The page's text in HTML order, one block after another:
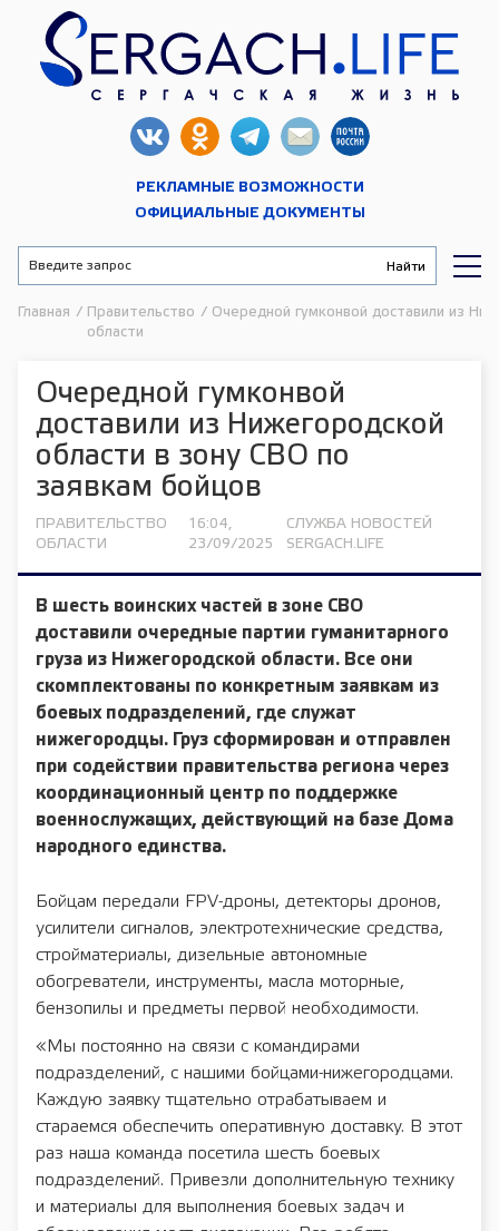
РЕКЛАМНЫЕ ВОЗМОЖНОСТИ
ОФИЦИАЛЬНЫЕ ДОКУМЕНТЫ
Главная /
Правительство
области
/ Очередной гумконвой доставили из
Очередной гумконвой
доставили из Нижегородской
области в зону СВО по
заявкам бойцов
ПРАВИТЕЛЬСТВО
ОБЛАСТИ
16:04,
23/09/2025
СЛУЖБА НОВОСТЕЙ
SERGACH.LIFE
В шесть воинских частей в зоне СВО
доставили очередные партии гуманитарного
груза из Нижегородской области. Все они
скомплектованы по конкретным заявкам из
боевых подразделений, где служат
нижегородцы. Груз сформирован и отправлен
при содействии правительства региона через
координационный центр по поддержке
военнослужащих, действующий на базе Дома
народного единства.
Бойцам передали FPV-дроны, детекторы дронов,
усилители сигналов, электротехнические средства,
стройматериалы, дизельные автономные
обогреватели, инструменты, масла моторные,
бензопилы и предметы первой необходимости.
«Мы постоянно на связи с командирами
подразделений, с нашими бойцами-нижегородцами.
Каждую заявку тщательно отрабатываем и
стараемся обеспечить оперативную доставку. В этот
раз наша команда посетила шесть боевых
подразделений. Привезли дополнительную технику
и материалы для выполнения боевых задач и